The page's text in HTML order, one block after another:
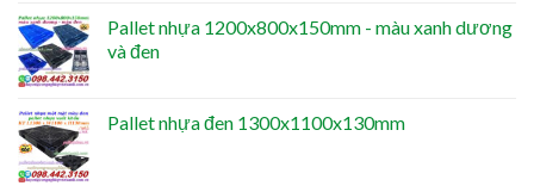
Pallet nhựa 1200x800x150mm - màu xanh dương
và đen
Pallet nhựa đen 1300x1100x130mm